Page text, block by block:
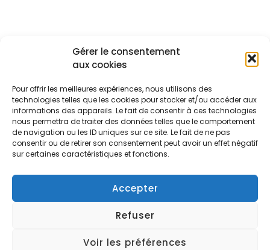
Gérer le consentement
aux cookies
Pour offrir les meilleures expériences, nous utilisons des
technologies telles que les cookies pour stocker et/ou accéder aux
informations des appareils. Le fait de consentir à ces technologies
nous permettra de traiter des données telles que le comportement
de navigation ou les ID uniques sur ce site. Le fait de ne pas
consentir ou de retirer son consentement peut avoir un effet négatif
sur certaines caractéristiques et fonctions.
Accepter
Refuser
Voir les préférences